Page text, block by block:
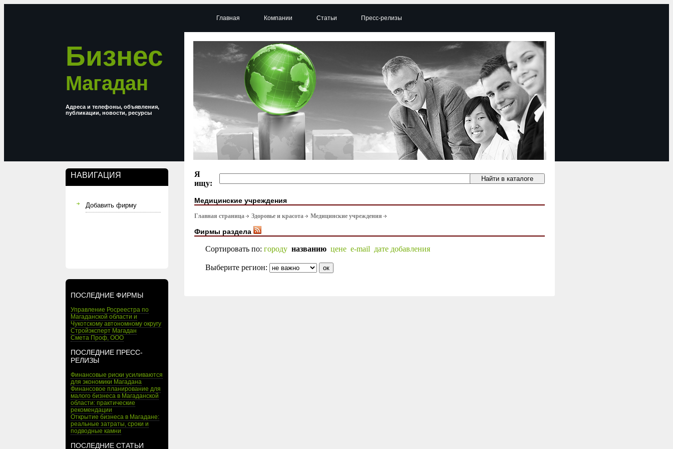
Бизнес
Магадан
Адреса и телефоны, объявления,
публикации, новости, ресурсы
НАВИГАЦИЯ
Добавить фирму
ПОСЛЕДНИЕ ФИРМЫ
Управление Росреестра по
Магаданской области и
Чукотскому автономному округу
Стройэксперт Магадан
Смета Проф, ООО
ПОСЛЕДНИЕ ПРЕСС-
РЕЛИЗЫ
Финансовые риски усиливаются
для экономики Магадана
Финансовое планирование для
малого бизнеса в Магаданской
области: практические
рекомендации
Открытие бизнеса в Магадане:
реальные затраты, сроки и
подводные камни
ПОСЛЕДНИЕ СТАТЬИ
Главная Компании Статьи Пресс-релизы
Я
ищу:
Медицинские учреждения
Главная страница Здоровье и красота Медицинские учреждения
Фирмы раздела
Сортировать по: городу названию цене e-mail дате добавления
Выберите регион: